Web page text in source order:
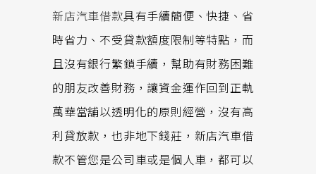
新店汽車借款具有手續簡便、快捷、省
時省力、不受貸款額度限制等特點，而
且沒有銀行繁鎖手續，幫助有財務困難
的朋友改善財務，讓資金運作回到正軌
萬華當舖以透明化的原則經營，沒有高
利貸放款，也非地下錢莊，新店汽車借
款不管您是公司車或是個人車，都可以